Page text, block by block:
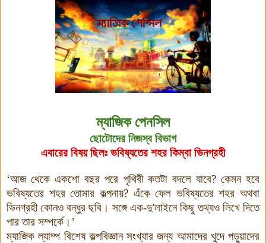
ম্যাজিক পেনসিল
ছোটোদের নিজস্ব বিভাগ
এবারের বিষয় ছিলঃ ভবিষ্যতের শহর কিম্বা ভিনগ্রহী
‘আজ থেকে একশো বছর পরে পৃথিবী কতটা বদলে যাবে? কেমন হবে
ভবিষ্যতের শহর তোমার কল্পনায়? এঁকে ফেল ভবিষ্যতের শহর অথবা
ভিনগ্রহী কোনও বন্ধুর ছবি। সঙ্গে এক-দু'লাইনে কিছু তথ্যও লিখে দিতে
পার তার সম্পর্কে। ’
ম্যাজিক ল্যাম্প বিশেষ কল্পবিজ্ঞান সংখ্যার জন্য আমাদের খুদে পড়ুয়াদের